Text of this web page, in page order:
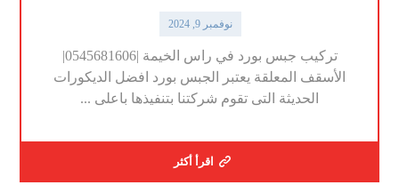
نوفمبر 9, 2024
تركيب جبس بورد في راس الخيمة |0545681606|
الأسقف المعلقة يعتبر الجبس بورد افضل الديكورات
الحديثة التى تقوم شركتنا بتنفيذها باعلى ...
اقرأ أكثر